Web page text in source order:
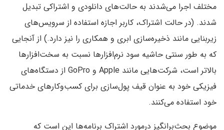
مختلف اجرا می‌شدند به حالت‌های دانلودی و اشتراکی تبدیل
شدند. (در حالت اشتراک، کاربر اجازه استفاده از سرویس‌های
زیربنایی مانند ذخیره‌سازی ابری و همکاری را نیز دارد.) از آنجایی
که به طور سنتی حاشیه سود نرم‌افزارها نسبت به سخت‌افزارها
بالاتر است، شرکت‌هایی مانند Apple و GoPro از دستگاه‌های
فیزیکی خود به عنوان قیف پول‌سازی برای کسب‌وکارهای خدماتی
خود استفاده می‌کنند.
موضوع بحث‌برانگیز درمورد اشتراک برنامه‌ها این است که